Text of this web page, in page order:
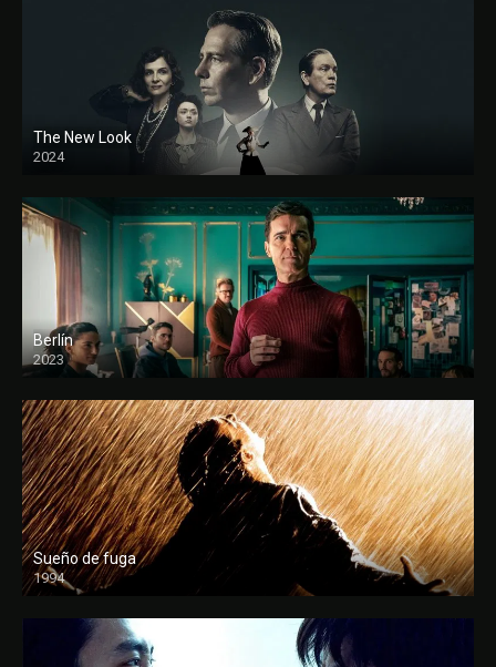
The New Look
2024
Berlín
2023
Sueño de fuga
1994
FULL HD